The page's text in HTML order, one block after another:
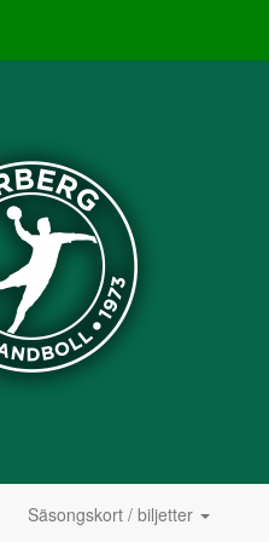
Säsongskort / biljetter